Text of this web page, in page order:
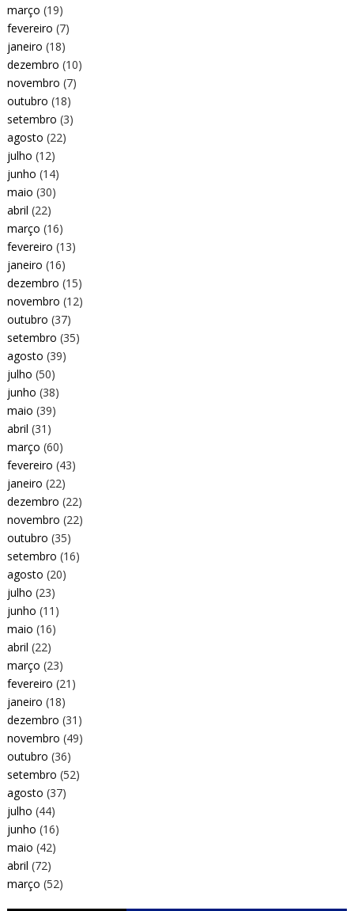
março (19)
fevereiro (7)
janeiro (18)
dezembro (10)
novembro (7)
outubro (18)
setembro (3)
agosto (22)
julho (12)
junho (14)
maio (30)
abril (22)
março (16)
fevereiro (13)
janeiro (16)
dezembro (15)
novembro (12)
outubro (37)
setembro (35)
agosto (39)
julho (50)
junho (38)
maio (39)
abril (31)
março (60)
fevereiro (43)
janeiro (22)
dezembro (22)
novembro (22)
outubro (35)
setembro (16)
agosto (20)
julho (23)
junho (11)
maio (16)
abril (22)
março (23)
fevereiro (21)
janeiro (18)
dezembro (31)
novembro (49)
outubro (36)
setembro (52)
agosto (37)
julho (44)
junho (16)
maio (42)
abril (72)
março (52)